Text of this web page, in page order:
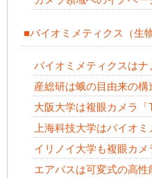
■バイオミメティクス（生
バイオミメティクスはナ
産総研は蛾の目由来の構
大阪大学は複眼カメラ
上海科技大学はバイオ
イリノイ大学も複眼カメ
エアバスは可変式の高性